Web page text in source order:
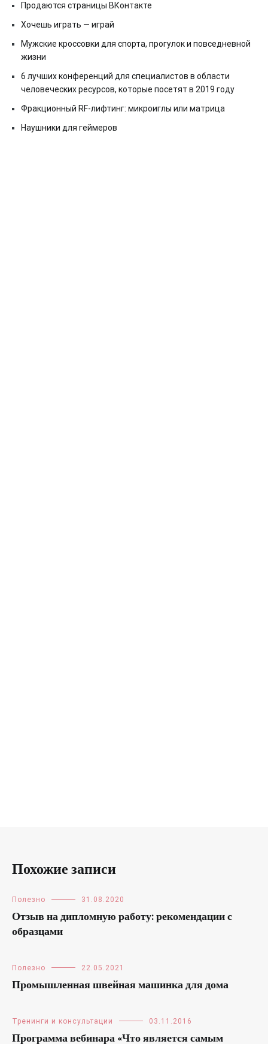
Продаются страницы ВКонтакте
Хочешь играть — играй
Мужские кроссовки для спорта, прогулок и повседневной
жизни
6 лучших конференций для специалистов в области
человеческих ресурсов, которые посетят в 2019 году
Фракционный RF-лифтинг: микроиглы или матрица
Наушники для геймеров
Похожие записи
Полезно 31.08.2020
Отзыв на дипломную работу: рекомендации с
образцами
Полезно 22.05.2021
Промышленная швейная машинка для дома
Тренинги и консультации 03.11.2016
Программа вебинара «Что является самым